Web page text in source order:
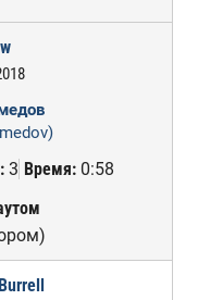
3 Время:0:58